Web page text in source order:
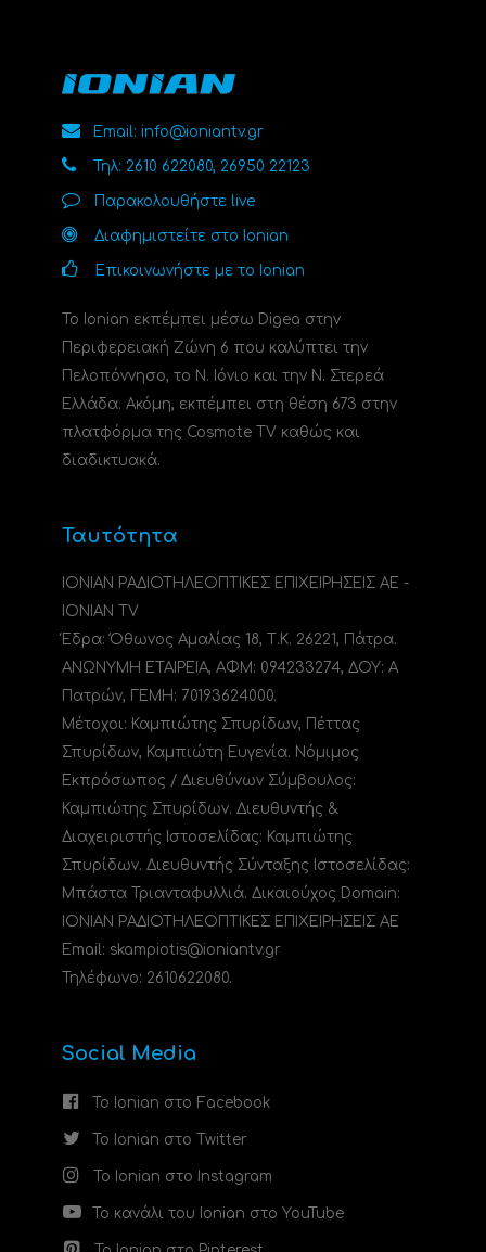
Email: info@ioniantv.gr
Τηλ: 2610 622080, 26950 22123
Παρακολουθήστε live
Διαφημιστείτε στο Ionian
Επικοινωνήστε με το Ionian
Το Ionian εκπέμπει μέσω Digea στην
Περιφερειακή Ζώνη 6 που καλύπτει την
Πελοπόννησο, το N. Ιόνιο και την Ν. Στερεά
Ελλάδα. Ακόμη, εκπέμπει στη θέση 673 στην
πλατφόρμα της Cosmote TV καθώς και
διαδικτυακά.
Ταυτότητα
ΙΟΝΙΑΝ ΡΑΔΙΟΤΗΛΕΟΠΤΙΚΕΣ ΕΠΙΧΕΙΡΗΣΕΙΣ ΑΕ -
IONIAN TV
Έδρα: Όθωνος Αμαλίας 18, Τ.Κ. 26221, Πάτρα.
ΑΝΩΝΥΜΗ ΕΤΑΙΡΕΙΑ, ΑΦΜ: 094233274, ΔΟΥ: A
Πατρών, ΓΕΜΗ: 70193624000.
Μέτοχοι: Καμπιώτης Σπυρίδων, Πέττας
Σπυρίδων, Καμπιώτη Ευγενία. Νόμιμος
Εκπρόσωπος / Διευθύνων Σύμβουλος:
Καμπιώτης Σπυρίδων. Διευθυντής &
Διαχειριστής Ιστοσελίδας: Καμπιώτης
Σπυρίδων. Διευθυντής Σύνταξης Ιστοσελίδας:
Μπάστα Τριανταφυλλιά. Δικαιούχος Domain:
ΙΟΝΙΑΝ ΡΑΔΙΟΤΗΛΕΟΠΤΙΚΕΣ ΕΠΙΧΕΙΡΗΣΕΙΣ ΑΕ
Email: skampiotis@ioniantv.gr
Τηλέφωνο: 2610622080.
Social Media
Το Ionian στο Facebook
Το Ionian στο Twitter
Το Ionian στο Instagram
Το κανάλι του Ionian στο YouTube